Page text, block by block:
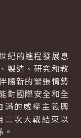
紀的進程發展息
製造、研究和教
隨新的緊張情勢
對國際安全和全
滿的威權主義興
二次大戰結束以